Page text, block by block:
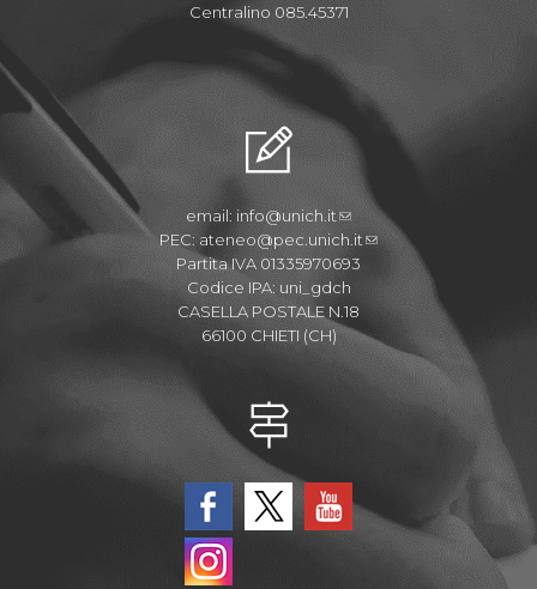
Centralino 085.45371
email: info@unich.it
PEC: ateneo@pec.unich.it
Partita IVA 01335970693
Codice IPA: uni_gdch
CASELLA POSTALE N.18
66100 CHIETI (CH)